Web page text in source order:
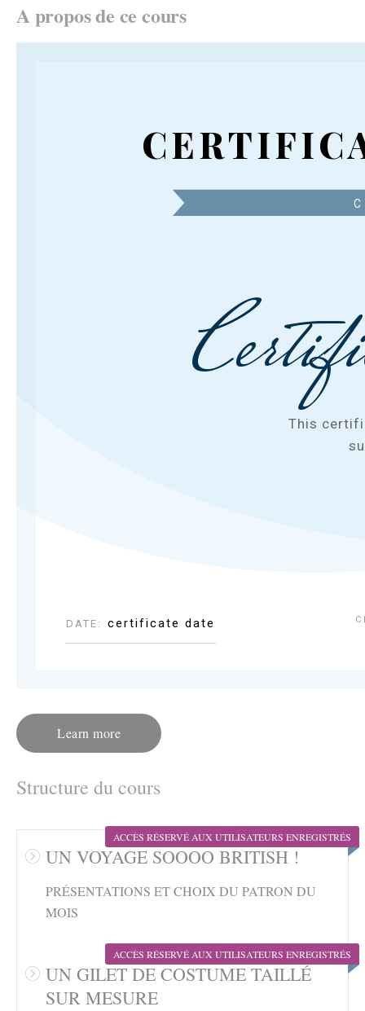
A propos de ce cours
This
DATE : certificate date
Learn more
Structure du cours
ACCÈS RÉSERVÉ AUX UTILISATEURS ENREGISTRÉS
UN VOYAGE SOOOO BRITISH !
PRÉSENTATIONS ET CHOIX DU PATRON DU
MOIS
ACCÈS RÉSERVÉ AUX UTILISATEURS ENREGISTRÉS
UN GILET DE COSTUME TAILLÉ
SUR MESURE